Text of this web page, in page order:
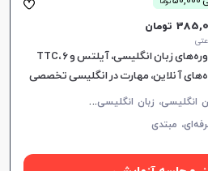
فارغ‌التحصیل رشته کامپیوتر، دوره‌های زبان انگلیسی، آیلتس و TTC، ۶
آنلاین، مهارت در انگلیسی تخصصی
زبان‌آموز.
م
کالمه زبان انگلیسی، زبان انگلیسی عمومی، گرامر زبان انگلیسی، زبان انگلیسی تجاری، زبان انگلیسی آمریکایی، زبان انگلیسی هفتم دبیرستان، زبان انگلیسی هشتم دبیرستان، زبان انگلیسی نهم دبیرستان، زبان انگلیسی دهم دبیرستان، زبان انگلیسی کودکان، زبان انگلیسی یازدهم دبیرستان، زبان انگلیسی دوازدهم دبیرستان
مبتدی